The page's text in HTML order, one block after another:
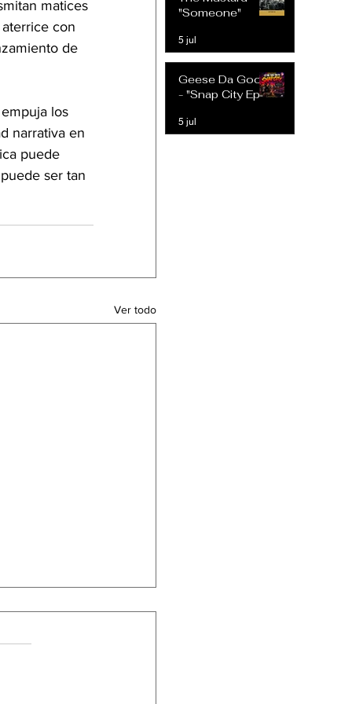
matices
con
de
los
narrativa en
puede
ser tan
Ver todo
Expectativas
Modernas
"Someone"
5 jul
Geese Da Goon
- "Snap City Ep"
5 jul